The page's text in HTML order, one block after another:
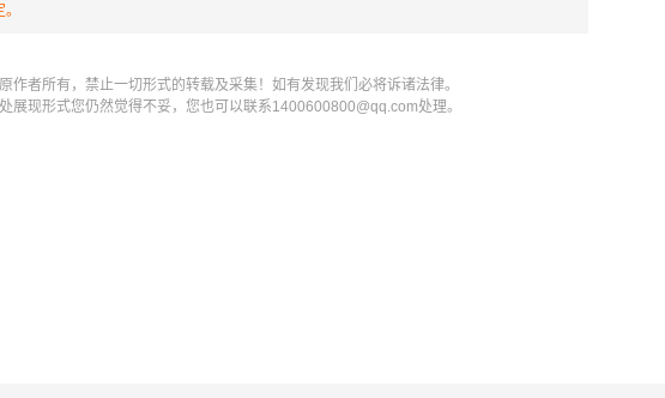
作者所有，禁止一切形式的转载及采集！如有发现我们必将诉诸法律。
展现形式您仍然觉得不妥，您也可以联系1400600800@qq.com处理。